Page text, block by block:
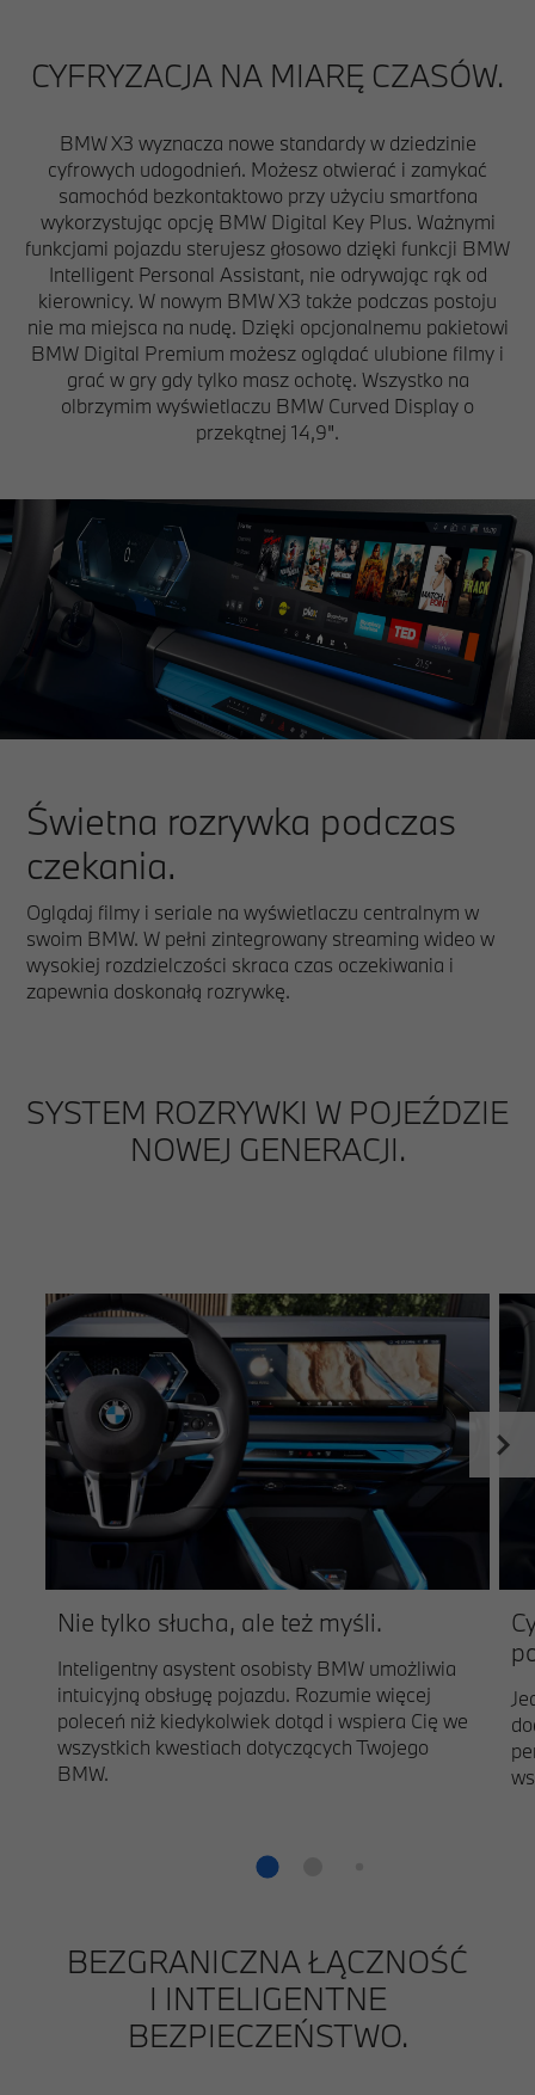
CYFRYZACJA NA MIARĘ CZASÓW.
BMW X3 wyznacza nowe standardy w dziedzinie
cyfrowych udogodnień. Możesz otwierać i zamykać
samochód bezkontaktowo przy użyciu smartfona
wykorzystując opcję BMW Digital Key Plus. Ważnymi
funkcjami pojazdu sterujesz głosowo dzięki funkcji BMW
Intelligent Personal Assistant, nie odrywając rąk od
kierownicy. W nowym BMW X3 także podczas postoju
nie ma miejsca na nudę. Dzięki opcjonalnemu pakietowi
BMW Digital Premium możesz oglądać ulubione filmy i
grać w gry gdy tylko masz ochotę. Wszystko na
olbrzymim wyświetlaczu BMW Curved Display o
przekątnej 14,9".
Świetna rozrywka podczas
czekania.
Oglądaj filmy i seriale na wyświetlaczu centralnym w
swoim BMW. W pełni zintegrowany streaming wideo w
wysokiej rozdzielczości skraca czas oczekiwania i
zapewnia doskonałą rozrywkę.
SYSTEM ROZRYWKI W POJEŹDZIE
NOWEJ GENERACJI.
Nie tylko słucha, ale też myśli.
Inteligentny asystent osobisty BMW umożliwia
intuicyjną obsługę pojazdu. Rozumie więcej
poleceń niż kiedykolwiek dotąd i wspiera Cię we
wszystkich kwestiach dotyczących Twojego
BMW.
BEZGRANICZNA ŁĄCZNOŚĆ
I INTELIGENTNE
BEZPIECZEŃSTWO.